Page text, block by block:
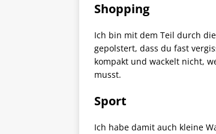
Shopping
Ich bin mit dem Teil durch
gepolstert, dass du fast
kompakt und wackelt nicht,
musst.
Sport
Ich habe damit auch kleine